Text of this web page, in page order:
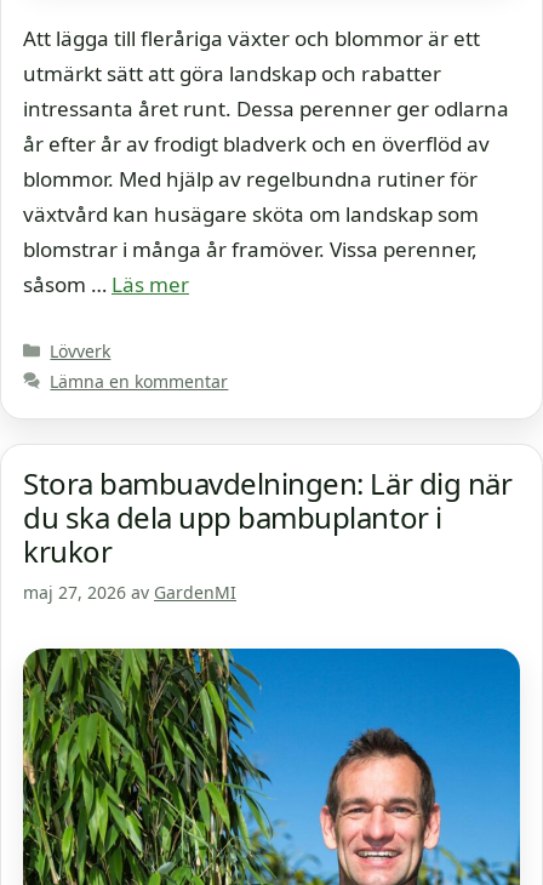
Att lägga till fleråriga växter och blommor är ett
utmärkt sätt att göra landskap och rabatter
intressanta året runt. Dessa perenner ger odlarna
år efter år av frodigt bladverk och en överflöd av
blommor. Med hjälp av regelbundna rutiner för
växtvård kan husägare sköta om landskap som
blomstrar i många år framöver. Vissa perenner,
såsom … Läs mer
Kategorier
Lövverk
Lämna en kommentar
Stora bambuavdelningen: Lär dig när
du ska dela upp bambuplantor i
krukor
maj 27, 2026 av GardenMI